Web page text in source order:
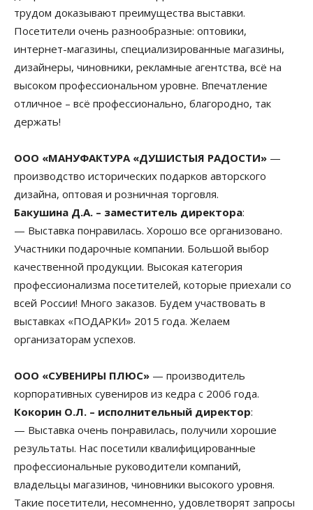
трудом доказывают преимущества выставки.
Посетители очень разнообразные: оптовики,
интернет-магазины, специализированные магазины,
дизайнеры, чиновники, рекламные агентства, всё на
высоком профессиональном уровне. Впечатление
отличное – всё профессионально, благородно, так
держать!
ООО «МАНУФАКТУРА «ДУШИСТЫЯ РАДОСТИ» —
производство исторических подарков авторского
дизайна, оптовая и розничная торговля.
Бакушина Д.А. – заместитель директора:
— Выставка понравилась. Хорошо все организовано.
Участники подарочные компании. Большой выбор
качественной продукции. Высокая категория
профессионализма посетителей, которые приехали со
всей России! Много заказов. Будем участвовать в
выставках «ПОДАРКИ» 2015 года. Желаем
организаторам успехов.
ООО «СУВЕНИРЫ ПЛЮС» — производитель
корпоративных сувениров из кедра с 2006 года.
Кокорин О.Л. – исполнительный директор:
— Выставка очень понравилась, получили хорошие
результаты. Нас посетили квалифицированные
профессиональные руководители компаний,
владельцы магазинов, чиновники высокого уровня.
Такие посетители, несомненно, удовлетворят запросы